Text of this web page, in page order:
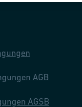
AGB
AGSB